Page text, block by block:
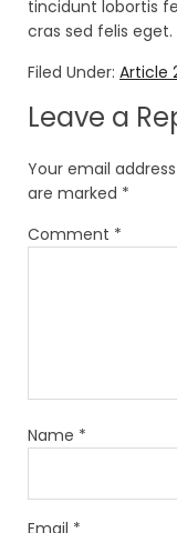
tincidunt lobortis
cras sed felis eget.
Filed Under: Article
Leave a
Your email
are marked *
Comment *
Name *
Email *